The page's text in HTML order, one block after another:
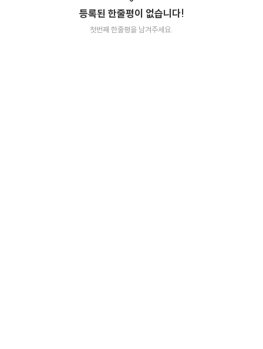
등록된 한줄평이 없습니다!
첫번째 한줄평을 남겨주세요.